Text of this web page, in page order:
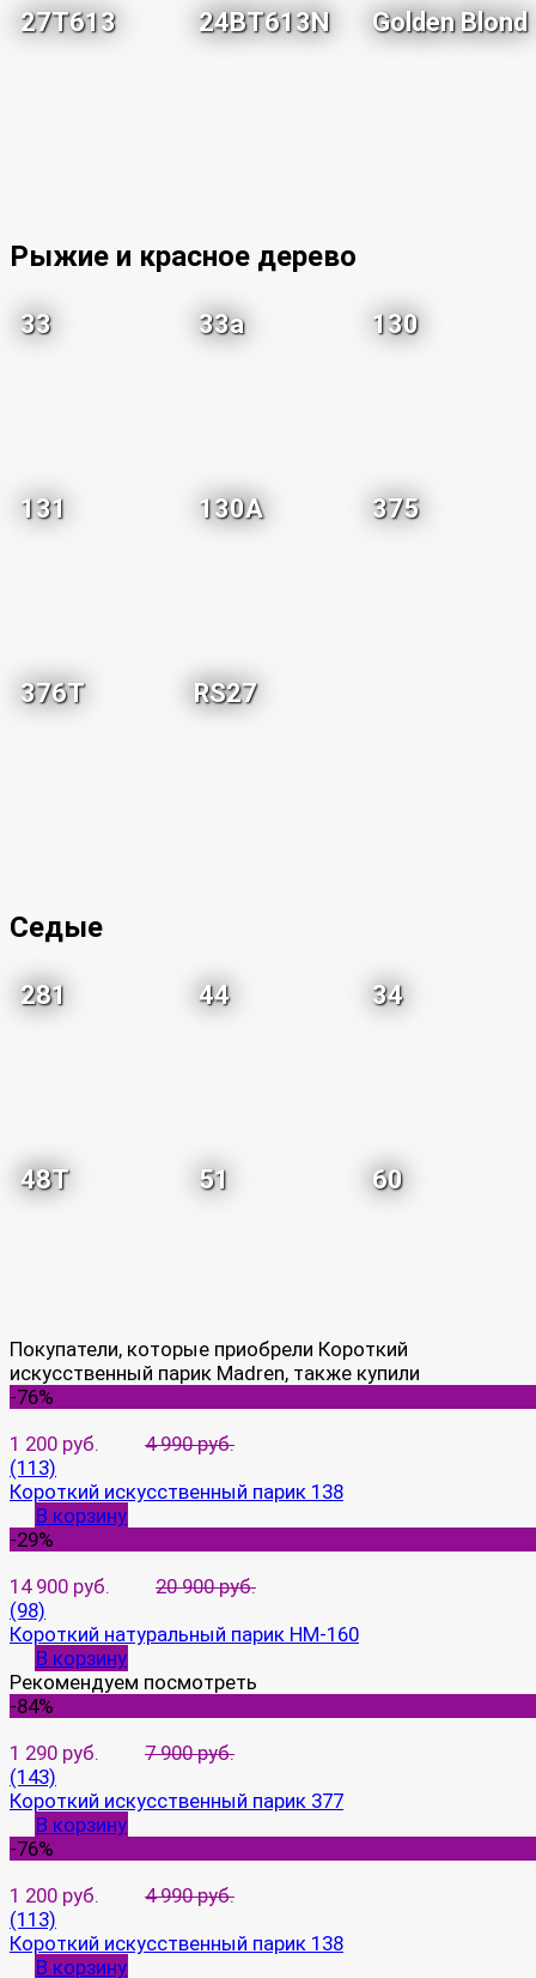
27T613 24BT613N Golden Blond
Рыжие и красное дерево
33 33a 130
131 130A 375
376T RS27
Седые
281 44 34
48T 51 60
Покупатели, которые приобрели Короткий
искусственный парик Madren, также купили
-76%
1 200 руб.
4 990 руб.
(113)
Короткий искусственный парик 138
В корзину
-29%
14 900 руб.
20 900 руб.
(98)
Короткий натуральный парик HM-160
В корзину
Рекомендуем посмотреть
-84%
1 290 руб.
7 900 руб.
(143)
Короткий искусственный парик 377
В корзину
-76%
1 200 руб.
4 990 руб.
(113)
Короткий искусственный парик 138
В корзину